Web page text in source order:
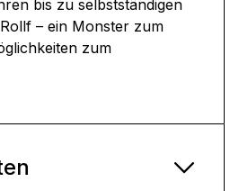
bis zu selbstständigen
– ein Monster zum
zum